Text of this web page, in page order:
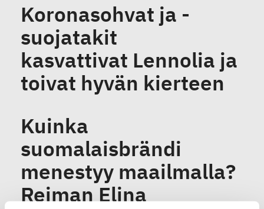
Koronasohvat ja -
suojatakit
kasvattivat Lennolia ja
toivat hyvän kierteen
Kuinka
suomalaisbrändi
menestyy maailmalla?
Reiman Elina